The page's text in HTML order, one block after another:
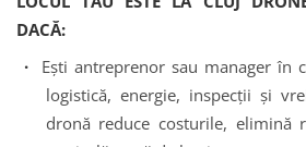
DACĂ:
· Ești antreprenor sau manager în
logistică, energie, inspecții și
dronă reduce costurile, elimină